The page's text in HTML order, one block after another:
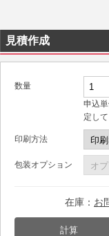
見積作成
数量
申込
定して
印刷方法
包装オプション
在庫： お
計算